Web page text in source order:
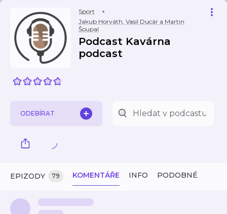
Sport
Jakub Horváth, Vasil Ducár a Martin
Šoupal
Podcast Kavárna
podcast
ODEBÍRAT
EPIZODY 79 KOMENTÁŘE INFO PODOBNÉ